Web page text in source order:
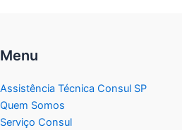
Menu
Assistência Técnica Consul SP
Quem Somos
Serviço Consul